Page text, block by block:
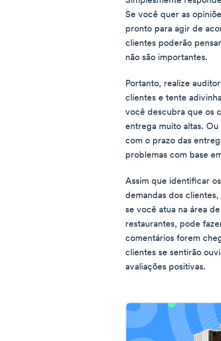
Se você quer as
pronto para agir de
clientes poderão
não são importantes.
Portanto, realize
clientes e tente
você descubra que os
entrega muito altas.
com o prazo das
problemas com base
Assim que identificar
demandas dos
se você atua na área
restaurantes, pode
comentários forem
clientes se sentirão
avaliações positivas.